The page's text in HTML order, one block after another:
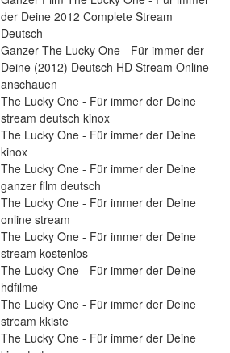
der Deine 2012 Complete Stream
Deutsch
Ganzer The Lucky One - Für immer der
Deine (2012) Deutsch HD Stream Online
anschauen
The Lucky One - Für immer der Deine
stream deutsch kinox
The Lucky One - Für immer der Deine
kinox
The Lucky One - Für immer der Deine
ganzer film deutsch
The Lucky One - Für immer der Deine
online stream
The Lucky One - Für immer der Deine
stream kostenlos
The Lucky One - Für immer der Deine
hdfilme
The Lucky One - Für immer der Deine
stream kkiste
The Lucky One - Für immer der Deine